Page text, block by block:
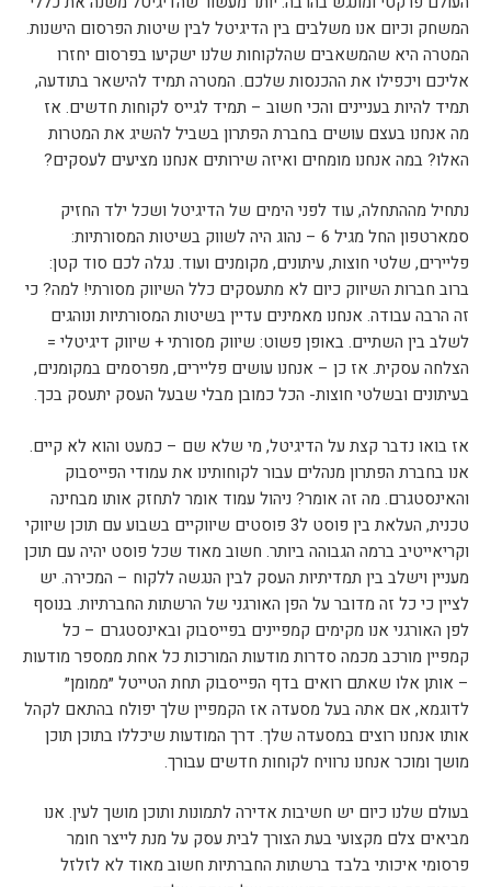
המשחק וכיום אנו משלבים בין הדיגיטל לבין שיטות הפרסום הישנות.
המטרה היא שהמשאבים שהלקוחות שלנו ישקיעו בפרסום יחזרו
אליכם ויכפילו את ההכנסות שלכם. המטרה תמיד להישאר בתודעה,
תמיד להיות בעניינים והכי חשוב – תמיד לגייס לקוחות חדשים. אז
מה אנחנו בעצם עושים בחברת הפתרון בשביל להשיג את המטרות
האלו? במה אנחנו מומחים ואיזה שירותים אנחנו מציעים לעסקים?
נתחיל מההתחלה, עוד לפני הימים של הדיגיטל ושכל ילד החזיק
סמארטפון החל מגיל 6 – נהוג היה לשווק בשיטות המסורתיות:
פליירים, שלטי חוצות, עיתונים, מקומנים ועוד. נגלה לכם סוד קטן:
ברוב חברות השיווק כיום לא מתעסקים כלל השיווק מסורתי! למה? כי
זה הרבה עבודה. אנחנו מאמינים עדיין בשיטות המסורתיות ונוהגים
לשלב בין השתיים. באופן פשוט: שיווק מסורתי + שיווק דיגיטלי =
הצלחה עסקית. אז כן – אנחנו עושים פליירים, מפרסמים במקומנים,
בעיתונים ובשלטי חוצות- הכל כמובן מבלי שבעל העסק יתעסק בכך.
אז בואו נדבר קצת על הדיגיטל, מי שלא שם – כמעט והוא לא קיים.
אנו בחברת הפתרון מנהלים עבור לקוחותינו את עמודי הפייסבוק
והאינסטגרם. מה זה אומר? ניהול עמוד אומר לתחזק אותו מבחינה
טכנית, העלאת בין פוסט ל3 פוסטים שיווקיים בשבוע עם תוכן שיווקי
וקריאייטיב ברמה הגבוהה ביותר. חשוב מאוד שכל פוסט יהיה עם תוכן
מעניין וישלב בין תמדיתיות העסק לבין הנגשה ללקוח – המכירה. יש
לציין כי כל זה מדובר על הפן האורגני של הרשתות החברתיות. בנוסף
לפן האורגני אנו מקימים קמפיינים בפייסבוק ובאינסטגרם – כל
קמפיין מורכב מכמה סדרות מודעות המורכות כל אחת ממספר מודעות
– אותן אלו שאתם רואים בדף הפייסבוק תחת הטייטל ״ממומן״
לדוגמא, אם אתה בעל מסעדה אז הקמפיין שלך יפולח בהתאם לקהל
אותו אנחנו רוצים במסעדה שלך. דרך המודעות שיכללו בתוכן תוכן
מושך ומוכר אנחנו נרוויח לקוחות חדשים עבורך.
בעולם שלנו כיום יש חשיבות אדירה לתמונות ותוכן מושך לעין. אנו
מביאים צלם מקצועי בעת הצורך לבית עסק על מנת לייצר חומר
פרסומי איכותי בלבד ברשתות החברתיות חשוב מאוד לא לזלזל